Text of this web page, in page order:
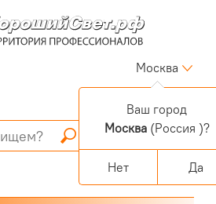
Москва
Войти
Регистрация
Персональный раздел
Ваш город
Москва(Россия )?
Нет Да